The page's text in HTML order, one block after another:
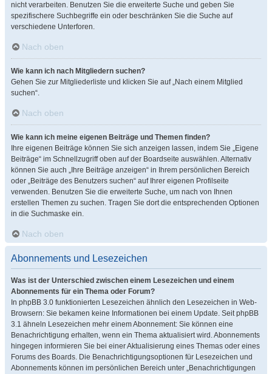
nicht verarbeiten. Benutzen Sie die erweiterte Suche und geben Sie
spezifischere Suchbegriffe ein oder beschränken Sie die Suche auf
verschiedene Unterforen.
Nach oben
Wie kann ich nach Mitgliedern suchen?
Gehen Sie zur Mitgliederliste und klicken Sie auf „Nach einem Mitglied
suchen“.
Nach oben
Wie kann ich meine eigenen Beiträge und Themen finden?
Ihre eigenen Beiträge können Sie sich anzeigen lassen, indem Sie „Eigene
Beiträge“ im Schnellzugriff oben auf der Boardseite auswählen. Alternativ
können Sie auch „Ihre Beiträge anzeigen“ in Ihrem persönlichen Bereich
oder „Beiträge des Benutzers suchen“ auf Ihrer eigenen Profilseite
verwenden. Benutzen Sie die erweiterte Suche, um nach von Ihnen
erstellen Themen zu suchen. Tragen Sie dort die entsprechenden Optionen
in die Suchmaske ein.
Nach oben
Abonnements und Lesezeichen
Was ist der Unterschied zwischen einem Lesezeichen und einem
Abonnements für ein Thema oder Forum?
In phpBB 3.0 funktionierten Lesezeichen ähnlich den Lesezeichen in Web-
Browsern: Sie bekamen keine Informationen bei einem Update. Seit phpBB
3.1 ähneln Lesezeichen mehr einem Abonnement: Sie können eine
Benachrichtigung erhalten, wenn ein Thema aktualisiert wird. Abonnements
hingegen informieren Sie bei einer Aktualisierung eines Themas oder eines
Forums des Boards. Die Benachrichtigungsoptionen für Lesezeichen und
Abonnements können im persönlichen Bereich unter „Benachrichtigungen